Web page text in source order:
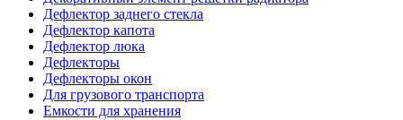
Дефлектор заднего стекла
Дефлектор капота
Дефлектор люка
Дефлекторы
Дефлекторы окон
Для грузового транспорта
Емкости для хранения